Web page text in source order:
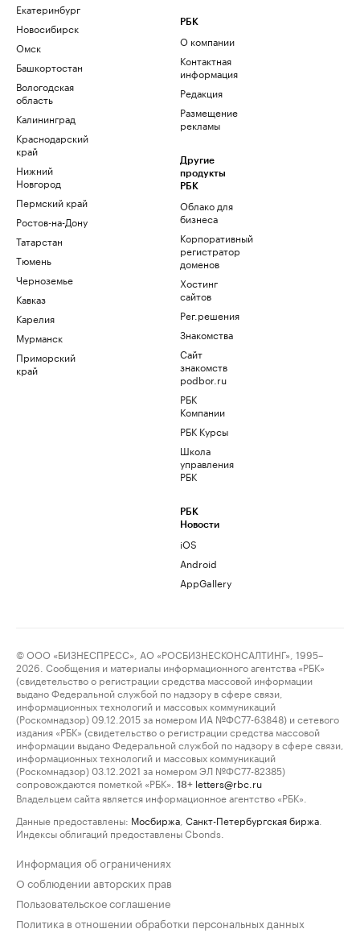
Екатеринбург
Новосибирск
Омск
Башкортостан
Вологодская
область
Калининград
Краснодарский
край
Нижний
Новгород
Пермский край
Ростов-на-Дону
Татарстан
Тюмень
Черноземье
Кавказ
Карелия
Мурманск
Приморский
край
РБК
О компании
Контактная
информация
Редакция
Размещение
рекламы
Другие
продукты
РБК
Облако для
бизнеса
Корпоративный
регистратор
доменов
Хостинг
сайтов
Рег.решения
Знакомства
Сайт
знакомств
podbor.ru
РБК
Компании
РБК Курсы
Школа
управления
РБК
РБК
Новости
iOS
Android
AppGallery
© ООО «БИЗНЕСПРЕСС», АО «РОСБИЗНЕСКОНСАЛТИНГ», 1995–
2026. Сообщения и материалы информационного агентства «РБК»
(свидетельство о регистрации средства массовой информации
выдано Федеральной службой по надзору в сфере связи,
информационных технологий и массовых коммуникаций
(Роскомнадзор) 09.12.2015 за номером ИА №ФС77-63848) и сетевого
издания «РБК» (свидетельство о регистрации средства массовой
информации выдано Федеральной службой по надзору в сфере связи,
информационных технологий и массовых коммуникаций
(Роскомнадзор) 03.12.2021 за номером ЭЛ №ФС77-82385)
сопровождаются пометкой «РБК».
18+ letters@rbc.ru
Владельцем сайта является информационное агентство «РБК».
Данные предоставлены: Мосбиржа Санкт-Петербургская биржа
Индексы облигаций предоставлены Cbonds.
Информация об ограничениях
О соблюдении авторских прав
Пользовательское соглашение
Политика в отношении обработки персональных данных